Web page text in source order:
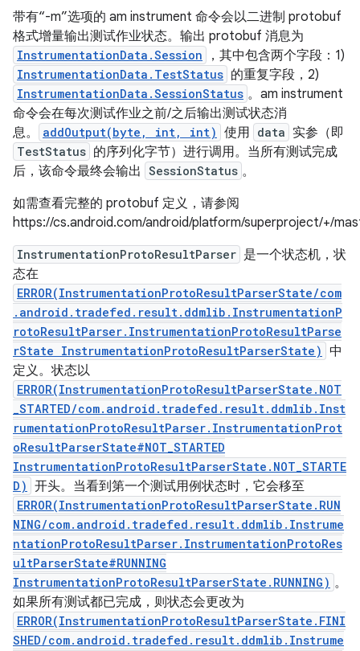
带有“-m”选项的 am instrument 命令会以二进制 protobuf
格式增量输出测试作业状态。输出 protobuf 消息为
InstrumentationData.Session ，其中包含两个字段：1)
InstrumentationData.TestStatus 的重复字段，2)
InstrumentationData.SessionStatus 。am instrument
命令会在每次测试作业之前/之后输出测试状态消
息。
addOutput(byte, int, int) 使用 data 实参（即
TestStatus 的序列化字节）进行调用。当所有测试完成
后，该命令最终会输出 SessionStatus 。
如需查看完整的 protobuf 定义，请参阅
https://cs.android.com/android/platform/superproject/+/
InstrumentationProtoResultParser 是一个状态机，状
态在
ERROR(InstrumentationProtoResultParserState/com
.android.tradefed.result.ddmlib.InstrumentationP
rotoResultParser.InstrumentationProtoResultParse
rState InstrumentationProtoResultParserState) 中
定义。状态以
ERROR(InstrumentationProtoResultParserState.NOT
_STARTED/com.android.tradefed.result.ddmlib.Inst
rumentationProtoResultParser.InstrumentationProt
oResultParserState#NOT_STARTED
InstrumentationProtoResultParserState.NOT_STARTE
D) 开头。当看到第一个测试用例状态时，它会移至
ERROR(InstrumentationProtoResultParserState.RUN
NING/com.android.tradefed.result.ddmlib.Instrume
ntationProtoResultParser.InstrumentationProtoRes
ultParserState#RUNNING
InstrumentationProtoResultParserState.RUNNING) 。
如果所有测试都已完成，则状态会更改为
ERROR(InstrumentationProtoResultParserState.FINI
SHED/com.android.tradefed.result.ddmlib.Instrume